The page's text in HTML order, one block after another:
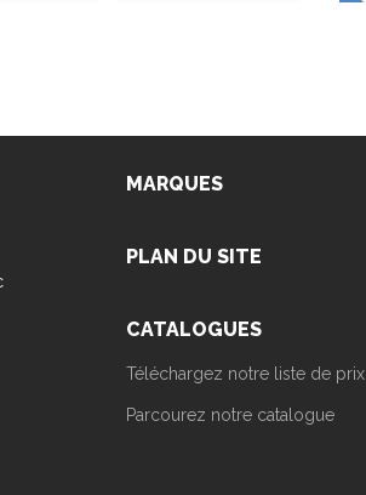
MARQUES
PLAN DU SITE
CATALOGUES
Téléchargez notre liste de prix
Parcourez notre catalogue